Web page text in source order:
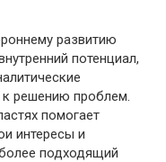
развитию
потенциал,
к решению проблем.
помогает
интересы и
подходящий